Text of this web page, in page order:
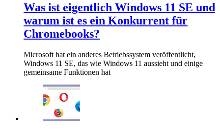
Was ist eigentlich Windows 11 SE und
warum ist es ein Konkurrent für
Chromebooks?
Microsoft hat ein anderes Betriebssystem veröffentlicht,
Windows 11 SE, das wie Windows 11 aussieht und einige
gemeinsame Funktionen hat